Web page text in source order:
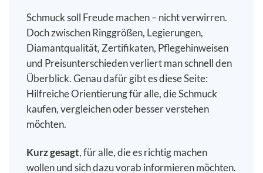
Schmuck soll Freude machen – nicht verwirren.
Doch zwischen Ringgrößen, Legierungen,
Diamantqualität, Zertifikaten, Pflegehinweisen
und Preisunterschieden verliert man schnell den
Überblick. Genau dafür gibt es diese Seite:
Hilfreiche Orientierung für alle, die Schmuck
kaufen, vergleichen oder besser verstehen
möchten.
Kurz gesagt, für alle, die es richtig machen
wollen und sich dazu vorab informieren möchten.